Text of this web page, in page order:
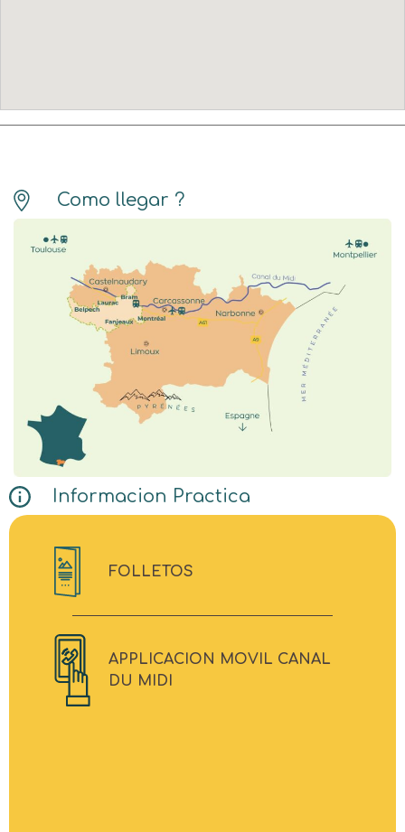
Como llegar ?
Informacion Practica
FOLLETOS
APPLICACION MOVIL CANAL
DU MIDI